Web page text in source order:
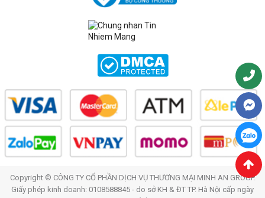
Copyright © CÔNG TY CỔ PHẦN DỊCH VỤ THƯƠNG MẠI MINH AN GROUP.
Giấy phép kinh doanh: 0108588845 - do sở KH & ĐT TP. Hà Nội cấp ngày